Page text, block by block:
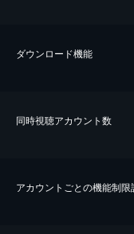
ダウンロード機能
同時視聴アカウント数
アカウントごとの機能制限